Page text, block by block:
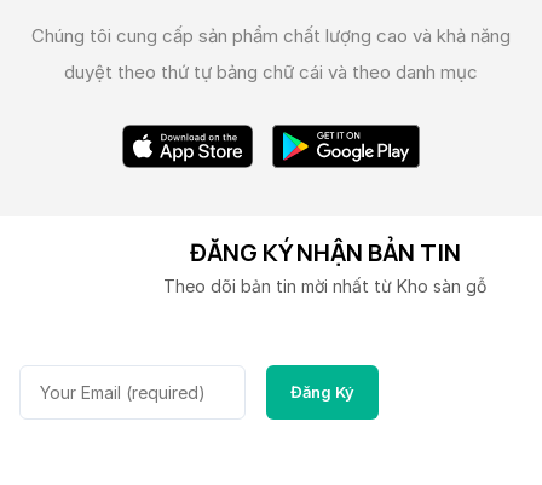
Chúng tôi cung cấp sản phẩm chất lượng cao và khả năng
duyệt theo thứ tự bảng chữ cái và theo danh mục
ĐĂNG KÝ NHẬN BẢN TIN
Theo dõi bản tin mời nhất từ Kho sàn gỗ